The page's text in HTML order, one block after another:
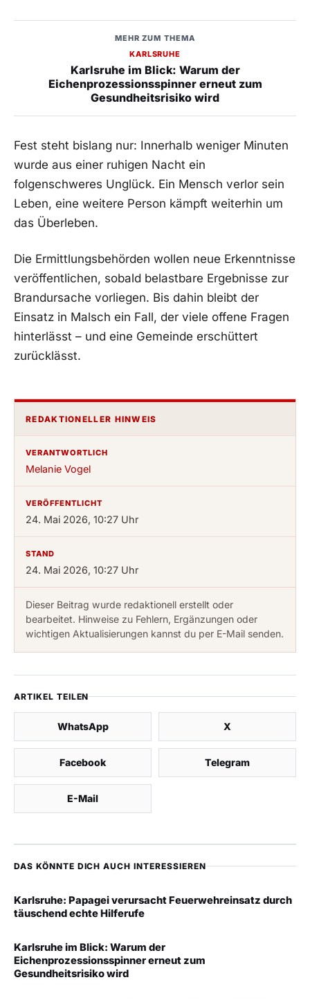
MEHR ZUM THEMA
KARLSRUHE
Karlsruhe im Blick: Warum der
Eichenprozessionsspinner erneut zum
Gesundheitsrisiko wird
Fest steht bislang nur: Innerhalb weniger Minuten
wurde aus einer ruhigen Nacht ein
folgenschweres Unglück. Ein Mensch verlor sein
Leben, eine weitere Person kämpft weiterhin um
das Überleben.
Die Ermittlungsbehörden wollen neue Erkenntnisse
veröffentlichen, sobald belastbare Ergebnisse zur
Brandursache vorliegen. Bis dahin bleibt der
Einsatz in Malsch ein Fall, der viele offene Fragen
hinterlässt – und eine Gemeinde erschüttert
zurücklässt.
REDAKTIONELLER HINWEIS
VERANTWORTLICH
Melanie Vogel
VERÖFFENTLICHT
24. Mai 2026, 10:27 Uhr
STAND
24. Mai 2026, 10:27 Uhr
Dieser Beitrag wurde redaktionell erstellt oder
bearbeitet. Hinweise zu Fehlern, Ergänzungen oder
wichtigen Aktualisierungen kannst du per E-Mail senden.
ARTIKEL TEILEN
WhatsApp X
Facebook Telegram
E-Mail
DAS KÖNNTE DICH AUCH INTERESSIEREN
Karlsruhe: Papagei verursacht Feuerwehreinsatz durch
täuschend echte Hilferufe
Karlsruhe im Blick: Warum der
Eichenprozessionsspinner erneut zum
Gesundheitsrisiko wird